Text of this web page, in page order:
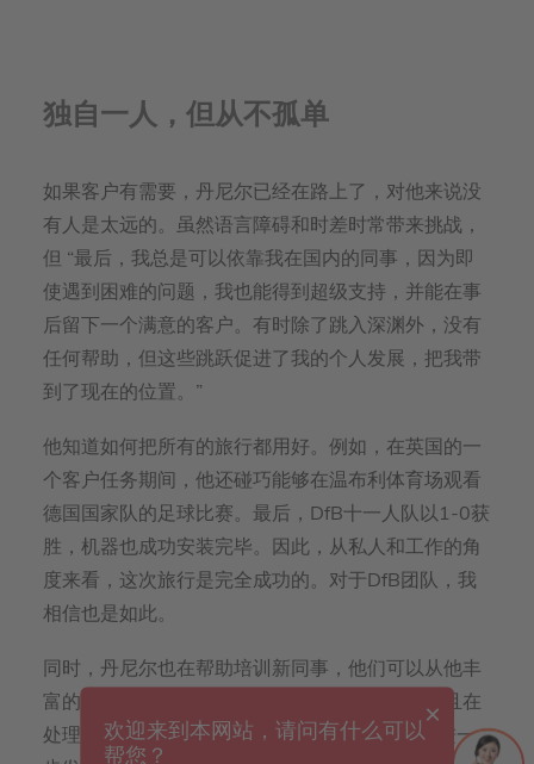
独自一人，但从不孤单
如果客户有需要，丹尼尔已经在路上了，对他来说没
有人是太远的。虽然语言障碍和时差时常带来挑战，
但 “最后，我总是可以依靠我在国内的同事，因为即
使遇到困难的问题，我也能得到超级支持，并能在事
后留下一个满意的客户。有时除了跳入深渊外，没有
任何帮助，但这些跳跃促进了我的个人发展，把我带
到了现在的位置。”
他知道如何把所有的旅行都用好。例如，在英国的一
个客户任务期间，他还碰巧能够在温布利体育场观看
德国国家队的足球比赛。最后，DfB十一人队以1-0获
胜，机器也成功安装完毕。因此，从私人和工作的角
度来看，这次旅行是完全成功的。对于DfB团队，我
相信也是如此。
同时，丹尼尔也在帮助培训新同事，他们可以从他丰
富的经验中学习到很多东西。不仅在技术上，而且在
处理不同文化方面。他还致力于voxeljet学院的进一
×
欢迎来到本网站，请问有什么可以
帮您？